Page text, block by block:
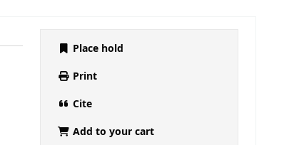
Place hold
Print
Cite
Add to your cart